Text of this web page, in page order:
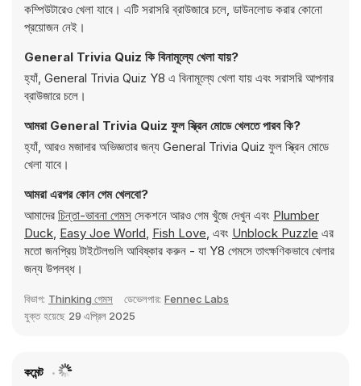
কম্পিউটারেও খেলা যাবে। এটি সরাসরি ব্রাউজারে চলে, ডাউনলোড করার কোনো
প্রয়োজন নেই।
General Trivia Quiz কি বিনামূল্যে খেলা যায়?
হ্যাঁ, General Trivia Quiz Y8 এ বিনামূল্যে খেলা যায় এবং সরাসরি আপনার
ব্রাউজারে চলে।
আমরা General Trivia Quiz ফুল স্ক্রিন মোডে খেলতে পারব কি?
হ্যাঁ, আরও মজাদার অভিজ্ঞতার জন্য General Trivia Quiz ফুল স্ক্রিন মোডে
খেলা যাবে।
আমরা এরপর কোন গেম খেলবো?
আমাদের চিন্তা-ভাবনা গেমস সেকশনে আরও গেম খুঁজে দেখুন এবং Plumber
Duck, Easy Joe World, Fish Love, এবং Unblock Puzzle এর
মতো জনপ্রিয় টাইটেলগুলি আবিষ্কার করুন - যা Y8 গেমসে তাৎক্ষণিকভাবে খেলার
জন্য উপলব্ধ।
বিভাগ: Thinking গেমস ডেভেলপার: Fennec Labs
যুক্ত হয়েছে 29 এপ্রিল 2025
কমেন্ট